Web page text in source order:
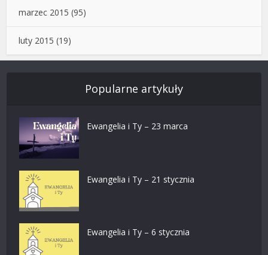
marzec 2015 (95)
luty 2015 (19)
Popularne artykuły
Ewangelia i Ty – 23 marca
Ewangelia i Ty – 21 stycznia
Ewangelia i Ty – 6 stycznia